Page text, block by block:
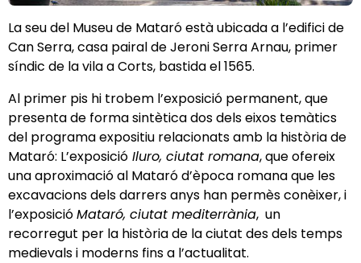
La seu del Museu de Mataró està ubicada a l’edifici de
Can Serra, casa pairal de Jeroni Serra Arnau, primer
síndic de la vila a Corts, bastida el 1565.
Al primer pis hi trobem l’exposició permanent, que
presenta de forma sintètica dos dels eixos temàtics
del programa expositiu relacionats amb la història de
Mataró: L’exposició Iluro, ciutat romana, que ofereix
una aproximació al Mataró d’època romana que les
excavacions dels darrers anys han permès conèixer, i
l’exposicióMataró, ciutat mediterrània, un
recorregut per la història de la ciutat des dels temps
medievals i moderns fins a l’actualitat.